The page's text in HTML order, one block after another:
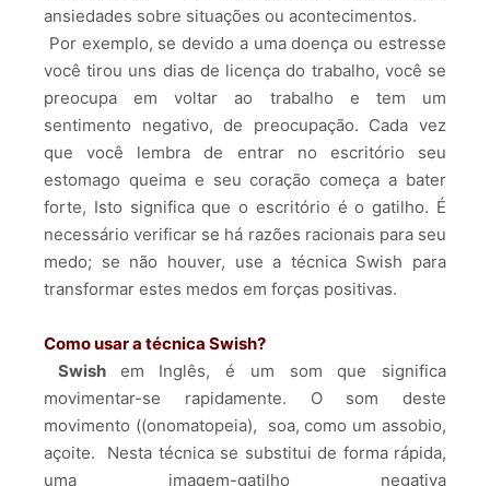
ansiedades sobre situações ou acontecimentos.
Por exemplo, se devido a uma doença ou estresse
você tirou uns dias de licença do trabalho, você se
preocupa em voltar ao trabalho e tem um
sentimento negativo, de preocupação. Cada vez
que você lembra de entrar no escritório seu
estomago queima e seu coração começa a bater
forte, Isto significa que o escritório é o gatilho. É
necessário verificar se há razões racionais para seu
medo; se não houver, use a técnica Swish para
transformar estes medos em forças positivas.
Como usar a técnica Swish?
Swish em Inglês, é um som que significa
movimentar-se rapidamente. O som deste
movimento ((onomatopeia), soa, como um assobio,
açoite. Nesta técnica se substitui de forma rápida,
uma imagem-gatilho negativa